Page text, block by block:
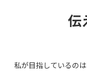
伝
私が目指しているの